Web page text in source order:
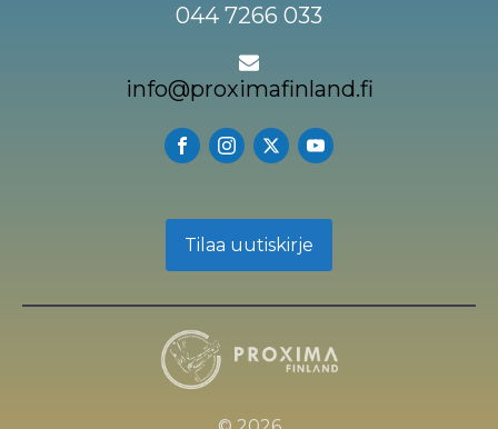
044 7266 033
info@proximafinland.fi
Tilaa uutiskirje